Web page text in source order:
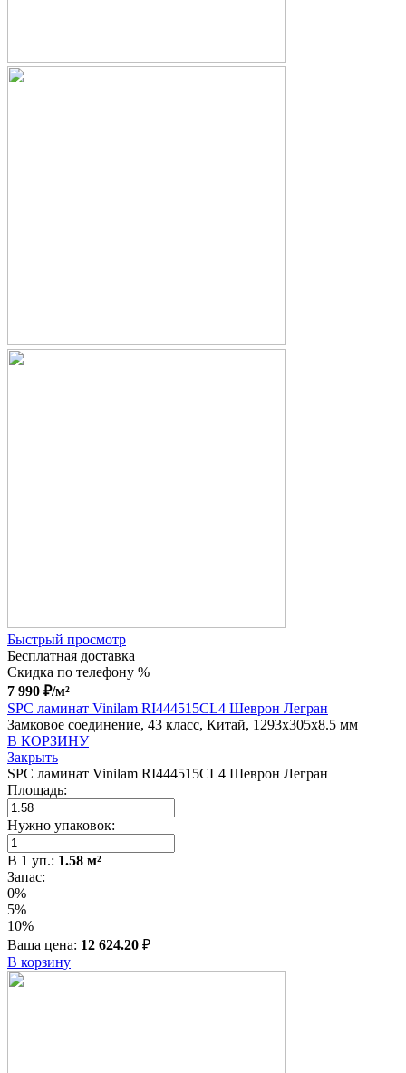
Быстрый просмотр
Бесплатная доставка
Скидка по телефону %
7 990 ₽/м²
SPC ламинат Vinilam RI444515CL4 Шеврон Легран
Замковое соединение, 43 класс, Китай, 1293x305x8.5 мм
В КОРЗИНУ
Закрыть
SPC ламинат Vinilam RI444515CL4 Шеврон Легран
Площадь:
Нужно упаковок:
В 1 уп.: 1.58 м²
Запас:
0%
5%
10%
Ваша цена: 12 624.20 ₽
В корзину